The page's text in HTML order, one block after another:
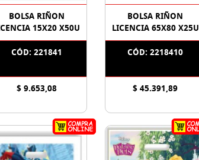
BOLSA RIÑON
15X20 X50U
CÓD: 221841
$ 9.653,08
BOLSA RIÑON
LICENCIA 65X80 X25U
CÓD: 2218410
$ 45.391,89